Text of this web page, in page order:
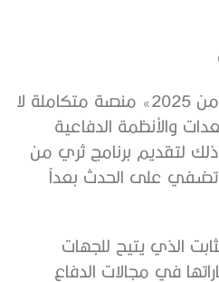
يشكّل معرض «الدفاع والأمن 2025» منصة متكاملة لا
والأنظمة الدفاعية
لتقديم برنامج ثري من
تضفي على الحدث بعداً
الذي يتيح للجهات
في مجالات الدفاع